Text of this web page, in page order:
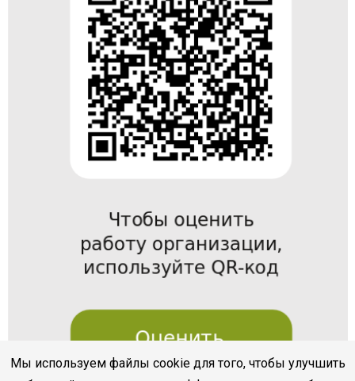
Мы используем файлы cookie для того, чтобы улучшить